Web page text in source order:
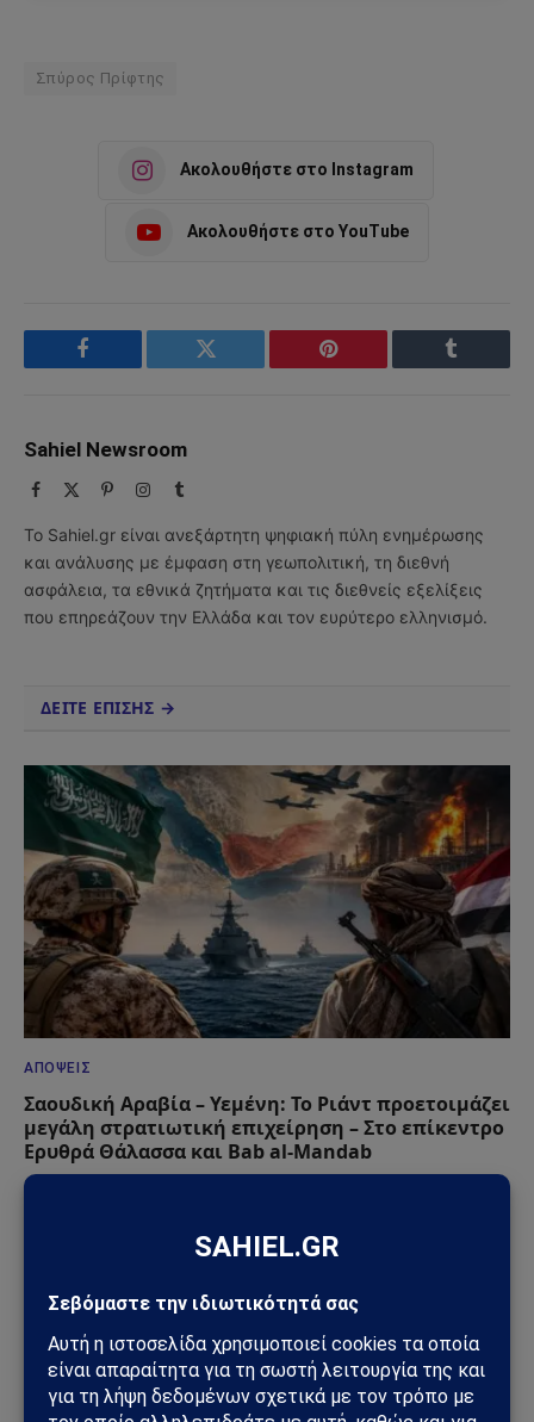
Σπύρος Πρίφτης
Ακολουθήστε στο Instagram
Ακολουθήστε στο YouTube
Facebook Twitter Pinterest Tumblr
Sahiel Newsroom
Facebook PinterestInstagram
Tumblr
Το Sahiel.gr είναι ανεξάρτητη ψηφιακή πύλη ενημέρωσης
και ανάλυσης με έμφαση στη γεωπολιτική, τη διεθνή
ασφάλεια, τα εθνικά ζητήματα και τις διεθνείς εξελίξεις
που επηρεάζουν την Ελλάδα και τον ευρύτερο ελληνισμό.
ΔΕΙΤΕ ΕΠΙΣΗΣ →
ΑΠΌΨΕΙΣ
Σαουδική Αραβία – Υεμένη: Το Ριάντ προετοιμάζει
μεγάλη στρατιωτική επιχείρηση – Στο επίκεντρο
Ερυθρά Θάλασσα και Bab al-Mandab
02/08/2026